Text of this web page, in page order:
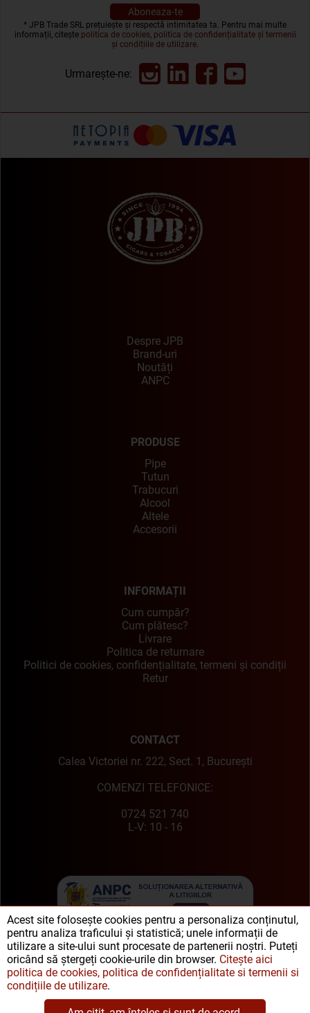
* JPB Trade SRL prețuiește și respectă intimitatea ta. Pentru mai multe
informații, citește politica de cookies, politica de confidențialitate și termenii
și condițiile de utilizare.
Urmarește-ne:
Despre JPB
Brand-uri
Noutăți
ANPC
PRODUSE
Pipe
Tutun
Trabucuri
Alcool
Altele
Accesorii
INFORMAȚII
Cum cumpăr?
Cum plătesc?
Livrare
Politica de returnare
Politici de cookies, confidențialitate, termeni și condiții
Retur
CONTACT
Calea Victoriei nr. 222, Sect. 1, București
COMENZI TELEFONICE:
0724 521 740
L-V: 10 - 16
Acest site folosește cookies pentru a personaliza conținutul,
pentru analiza traficului și statistică; unele informații de
utilizare a site-ului sunt procesate de partenerii noștri. Puteți
oricând să ștergeți cookie-urile din browser. Citește aici
politica de cookies, politica de confidențialitate si termenii si
condițiile de utilizare.